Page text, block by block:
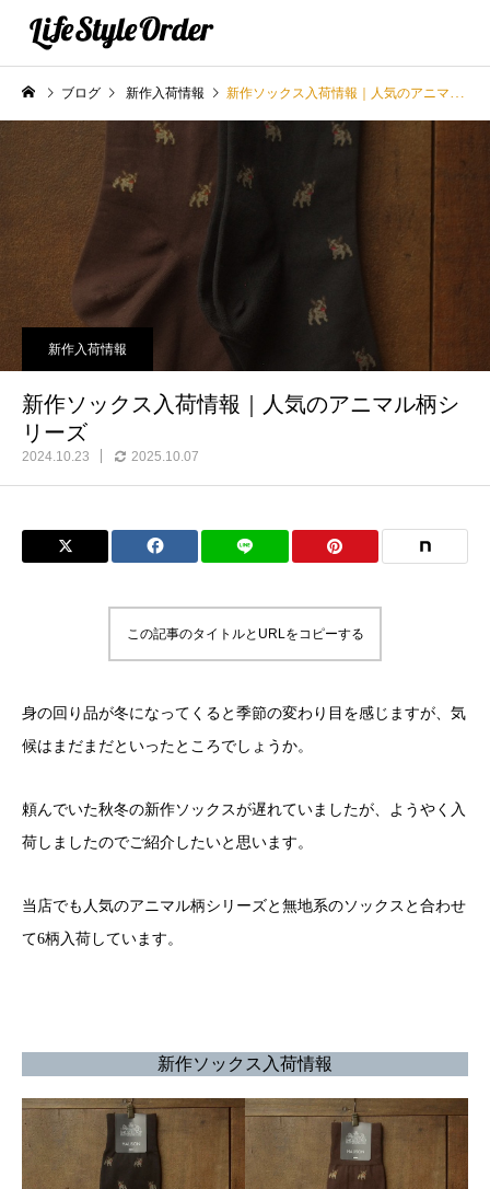
ブログ 新作入荷情報 新作ソックス入荷情報｜人気のアニマル柄シリーズ
新作入荷情報
新作ソックス入荷情報｜人気のアニマル柄シ
リーズ
2024.10.23 2025.10.07
この記事のタイトルとURLをコピーする
身の回り品が冬になってくると季節の変わり目を感じますが、気
候はまだまだといったところでしょうか。
頼んでいた秋冬の新作ソックスが遅れていましたが、ようやく入
荷しましたのでご紹介したいと思います。
当店でも人気のアニマル柄シリーズと無地系のソックスと合わせ
て6柄入荷しています。
新作ソックス入荷情報